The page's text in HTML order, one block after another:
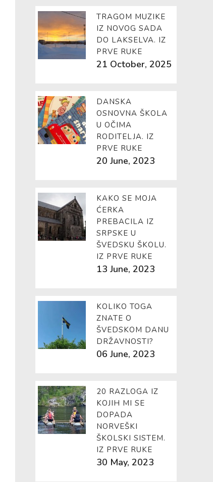
TRAGOM MUZIKE
IZ NOVOG SADA
DO LAKSELVA. IZ
PRVE RUKE
21 October, 2025
DANSKA
OSNOVNA ŠKOLA
U OČIMA
RODITELJA. IZ
PRVE RUKE
20 June, 2023
KAKO SE MOJA
ĆERKA
PREBACILA IZ
SRPSKE U
ŠVEDSKU ŠKOLU.
IZ PRVE RUKE
13 June, 2023
KOLIKO TOGA
ZNATE O
ŠVEDSKOM DANU
DRŽAVNOSTI?
06 June, 2023
20 RAZLOGA IZ
KOJIH MI SE
DOPADA
NORVEŠKI
ŠKOLSKI SISTEM.
IZ PRVE RUKE
30 May, 2023